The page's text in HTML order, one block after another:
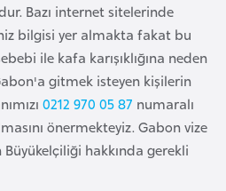
Bazı internet sitelerinde
bilgisi yer almakta fakat bu
ile kafa karışıklığına neden
gitmek isteyen kişilerin
0212 970 05 87 numaralı
önermekteyiz. Gabon vize
Büyükelçiliği hakkında gerekli